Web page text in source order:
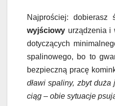
Najprościej: dobierasz
wyjściowy urządzenia i
dotyczących
spalinowego, bo to
bezpieczną pracę
dławi spaliny, zbyt duża
ciąg – obie sytuacje